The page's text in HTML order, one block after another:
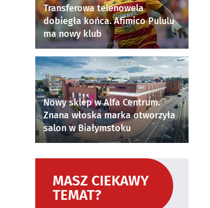
Transferowa telenowela
dobiegła końca. Afimico Pululu
ma nowy klub
Nowy sklep w Alfa Centrum.
Znana włoska marka otworzyła
salon w Białymstoku
MASZ CIEKAWY
TEMAT?